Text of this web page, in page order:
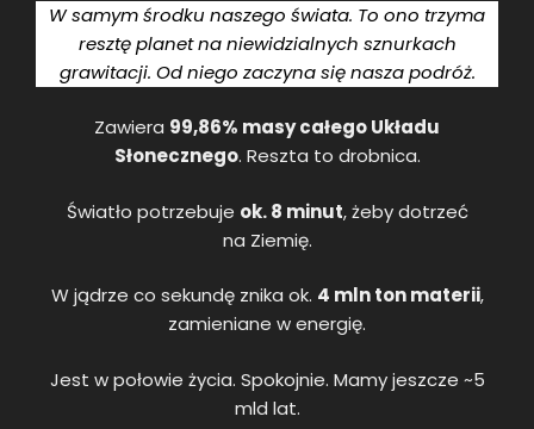
W samym środku naszego świata. To ono trzyma
resztę planet na niewidzialnych sznurkach
grawitacji. Od niego zaczyna się nasza podróż.
Zawiera 99,86% masy całego Układu
Słonecznego. Reszta to drobnica.
Światło potrzebuje ok. 8 minut, żeby dotrzeć
na Ziemię.
W jądrze co sekundę znika ok. 4 mln ton materii,
zamieniane w energię.
Jest w połowie życia. Spokojnie. Mamy jeszcze ~5
mld lat.